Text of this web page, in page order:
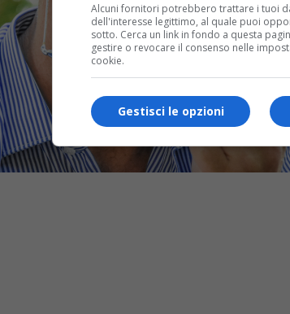
Alcuni fornitori potrebbero trattare i tuoi
dell'interesse legittimo, al quale puoi
sotto. Cerca un link in fondo a questa
gestire o revocare il consenso nelle
cookie.
Gestisci le opzioni